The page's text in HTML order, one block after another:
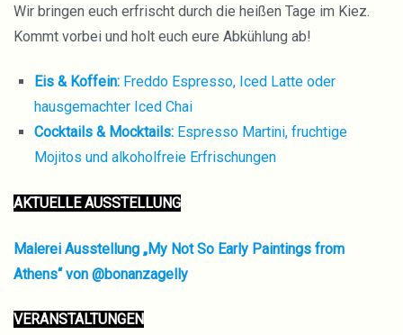
Wir bringen euch erfrischt durch die heißen Tage im Kiez.
Kommt vorbei und holt euch eure Abkühlung ab!
Eis & Koffein: Freddo Espresso, Iced Latte oder
hausgemachter Iced Chai
Cocktails & Mocktails: Espresso Martini, fruchtige
Mojitos und alkoholfreie Erfrischungen
AKTUELLE AUSSTELLUNG
Malerei Ausstellung „My Not So Early Paintings from
Athens“ von @bonanzagelly
VERANSTALTUNGEN